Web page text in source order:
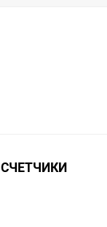
СЧЕТЧИКИ